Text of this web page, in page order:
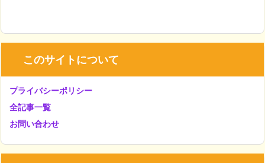
このサイトについて
プライバシーポリシー
全記事一覧
お問い合わせ